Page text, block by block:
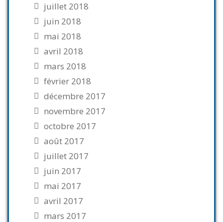
juillet 2018
juin 2018
mai 2018
avril 2018
mars 2018
février 2018
décembre 2017
novembre 2017
octobre 2017
août 2017
juillet 2017
juin 2017
mai 2017
avril 2017
mars 2017